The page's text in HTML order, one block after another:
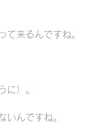
て来るんですね。
に）。
いんですね。